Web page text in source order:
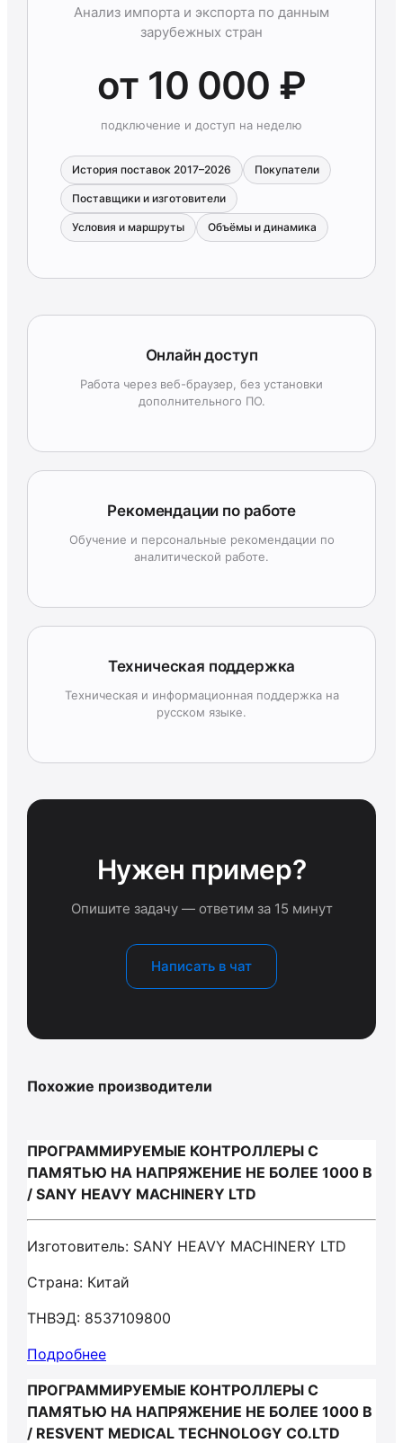
Анализ импорта и экспорта по данным
зарубежных стран
от 10 000 ₽
подключение и доступ на неделю
История поставок 2017–2026 Покупатели
Поставщики и изготовители
Условия и маршруты Объёмы и динамика
Онлайн доступ
Работа через веб-браузер, без установки
дополнительного ПО.
Рекомендации по работе
Обучение и персональные рекомендации по
аналитической работе.
Техническая поддержка
Техническая и информационная поддержка на
русском языке.
Нужен пример?
Опишите задачу — ответим за 15 минут
Написать в чат
Похожие производители
ПРОГРАММИРУЕМЫЕ КОНТРОЛЛЕРЫ С
ПАМЯТЬЮ НА НАПРЯЖЕНИЕ НЕ БОЛЕЕ 1000 В
/ SANY HEAVY MACHINERY LTD
Изготовитель: SANY HEAVY MACHINERY LTD
Страна: Китай
ТНВЭД: 8537109800
Подробнее
ПРОГРАММИРУЕМЫЕ КОНТРОЛЛЕРЫ С
ПАМЯТЬЮ НА НАПРЯЖЕНИЕ НЕ БОЛЕЕ 1000 В
/ RESVENT MEDICAL TECHNOLOGY CO.LTD